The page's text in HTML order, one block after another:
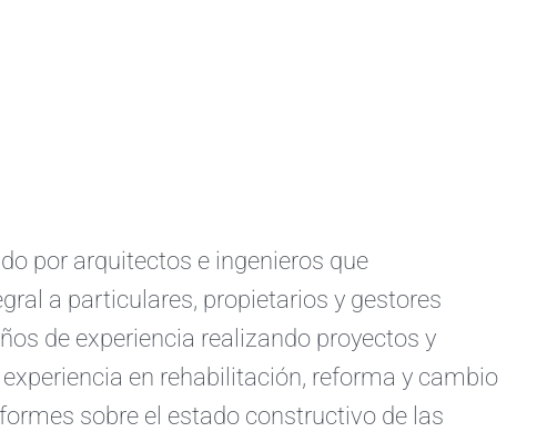
por arquitectos e ingenieros que
a particulares, propietarios y gestores
de experiencia realizando proyectos y
en rehabilitación, reforma y cambio
sobre el estado constructivo de las